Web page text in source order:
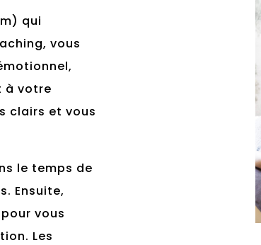
qui
vous
à votre
clairs et vous
le temps de
Ensuite,
vous
Les